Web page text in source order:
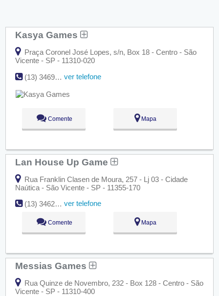
Kasya Games
Praça Coronel José Lopes, s/n, Box 18 - Centro - São
Vicente - SP - 11310-020
(13) 3469-2963
ver telefone
Comente Mapa
Lan House Up Game
Rua Franklin Clasen de Moura, 257 - Lj 03 - Cidade
Naútica - São Vicente - SP - 11355-170
(13) 3462-5735
ver telefone
Comente Mapa
Messias Games
Rua Quinze de Novembro, 232 - Box 128 - Centro - São
Vicente - SP - 11310-400